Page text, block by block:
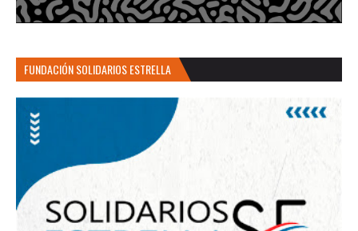
FUNDACIÓN SOLIDARIOS ESTRELLA